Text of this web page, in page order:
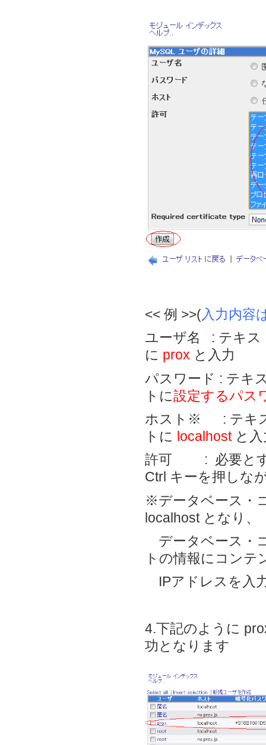
<< 例 >>(入力内容
ユーザ名 : テキス
に prox と入力
パスワード : テキ
トに設定するパス
ホスト※ : テキス
トに localhost と
許可 : 必要とす
Ctrl キーを押しな
※データベース・
localhost となり、
データベース・
トの情報にコンテ
IPアドレスを入
4.下記のように
功となります